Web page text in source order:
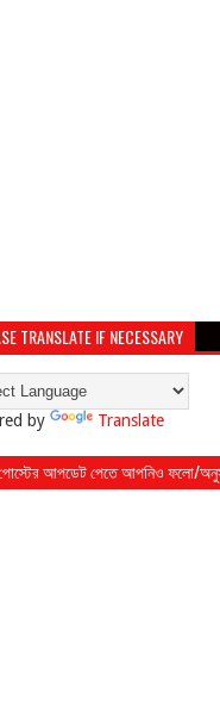
TRANSLATE IF NECESSARY
by Translate
আপডেট পেতে আপনিও ফলো/